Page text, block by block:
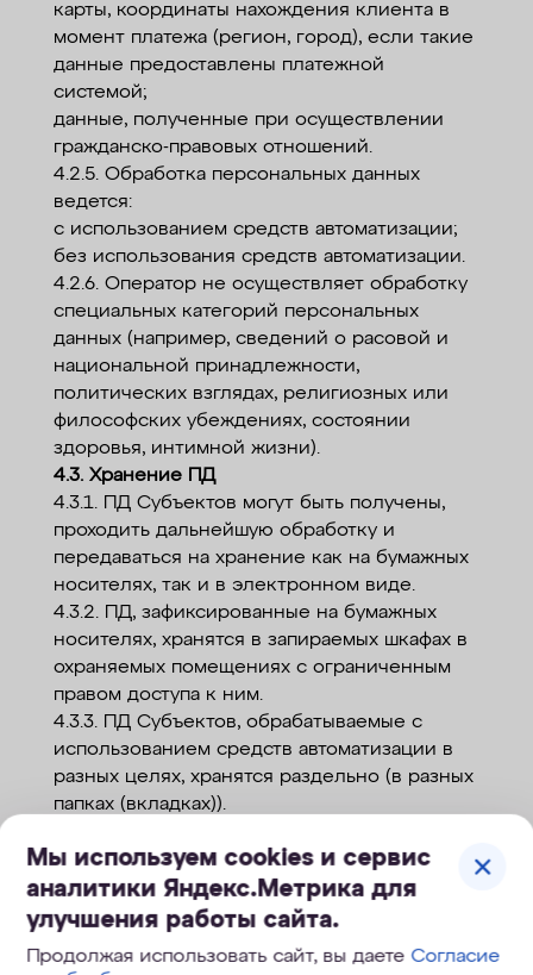
карты, координаты нахождения клиента в
момент платежа (регион, город), если такие
данные предоставлены платежной
системой;
данные, полученные при осуществлении
гражданско-правовых отношений.
4.2.5. Обработка персональных данных
ведется:
с использованием средств автоматизации;
без использования средств автоматизации.
4.2.6. Оператор не осуществляет обработку
специальных категорий персональных
данных (например, сведений о расовой и
национальной принадлежности,
политических взглядах, религиозных или
философских убеждениях, состоянии
здоровья, интимной жизни).
4.3. Хранение ПД
4.3.1. ПД Субъектов могут быть получены,
проходить дальнейшую обработку и
передаваться на хранение как на бумажных
носителях, так и в электронном виде.
4.3.2. ПД, зафиксированные на бумажных
носителях, хранятся в запираемых шкафах в
охраняемых помещениях с ограниченным
правом доступа к ним.
4.3.3. ПД Субъектов, обрабатываемые с
использованием средств автоматизации в
разных целях, хранятся раздельно (в разных
папках (вкладках)).
размещение документов, содержащих ПД, в
открытых электронных каталогах
(файлообменниках) в ИСПД.
определить субъекта ПД, осуществляется
Мы используем cookies и сервис
аналитики Яндекс.Метрика для
улучшения работы сайта.
Продолжая использовать сайт, вы даетеСогласие